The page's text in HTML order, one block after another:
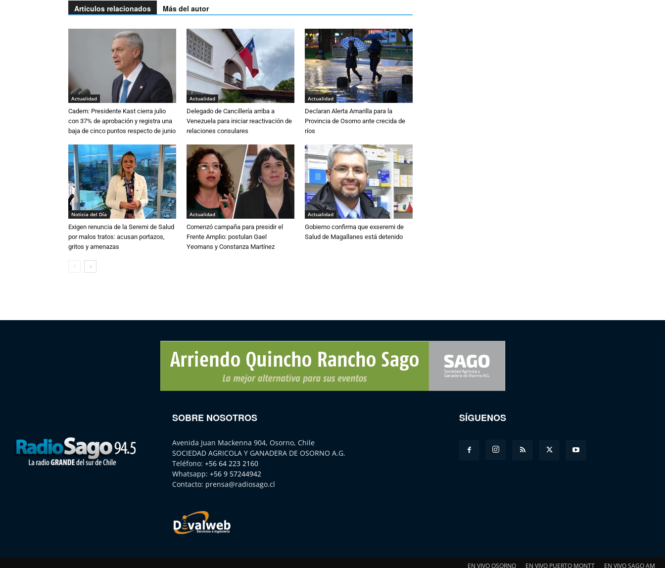
Artículos relacionados Más del autor
Actualidad
Cadem: Presidente Kast cierra julio
con 37% de aprobación y registra una
baja de cinco puntos respecto de junio
Actualidad
Delegado de Cancillería arriba a
Venezuela para iniciar reactivación de
relaciones consulares
Actualidad
Declaran Alerta Amarilla para la
Provincia de Osorno ante crecida de
ríos
Noticia del Día
Exigen renuncia de la Seremi de Salud
por malos tratos: acusan portazos,
gritos y amenazas
Actualidad
Comenzó campaña para presidir el
Frente Amplio: postulan Gael
Yeomans y Constanza Martínez
Actualidad
Gobierno confirma que exseremi de
Salud de Magallanes está detenido
SOBRE NOSOTROS
Avenida Juan Mackenna 904, Osorno, Chile
SOCIEDAD AGRICOLA Y GANADERA DE OSORNO A.G.
Teléfono: +56 64 223 2160
Whatsapp: +56 9 57244942
Contacto: prensa@radiosago.cl
SÍGUENOS
EN VIVO OSORNO EN VIVO PUERTO MONTT EN VIVO SAGO AM